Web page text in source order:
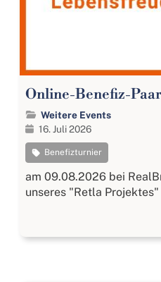
Online-Benefiz-
Weitere Events
16. Juli 2026
Benefizturnier
am 09.08.2026 bei
unseres "Retla Projektes"